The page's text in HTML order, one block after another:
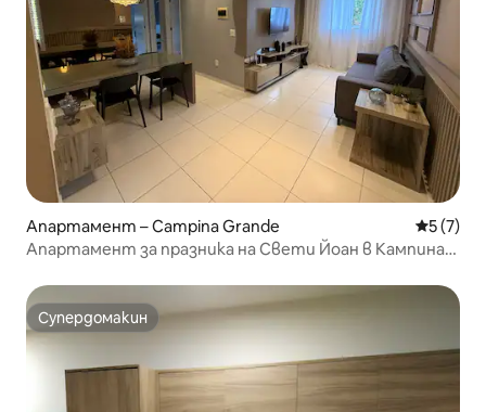
Апартамент – Campina Grande Средна
5 (7)
Апартамент за празника на Свети Йоан в Кампина
Супердомакин
Супердомакин